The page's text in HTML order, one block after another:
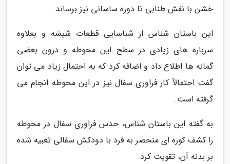
خشن با نقش طنابی تا دوره ساسانی نیز برساند.
این باستان شناس از شناسایی قطعات شیشه و بعلاوه
سرباره های زیادی در سطح این محوطه و درون بعضی
گمانه ها اطلاع داد و اضافه کرد که به احتمال زیاد می توان
گفت احتمالاً کار فراوری سفال نیز در این محوطه انجام می
گرفته است.
به گفته این باستان شناس، حدس فراوری سفال در محوطه
را کشف کوره ای منحصر به فرد با دودکش سفالی تعبیه شده
بر بدنه آن، تقویت کرد.